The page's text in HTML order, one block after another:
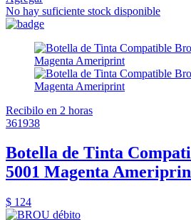
No hay suficiente stock disponible
Recibilo en 2 horas
361938
Botella de Tinta
5001 Magenta
$ 124